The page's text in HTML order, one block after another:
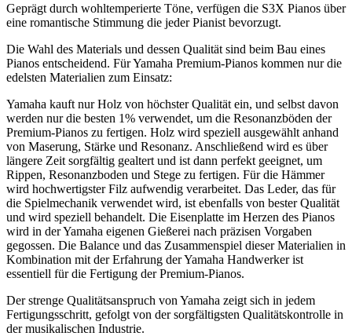
Geprägt durch wohltemperierte Töne, verfügen die S3X Pianos über
eine romantische Stimmung die jeder Pianist bevorzugt.
Die Wahl des Materials und dessen Qualität sind beim Bau eines
Pianos entscheidend. Für Yamaha Premium-Pianos kommen nur die
edelsten Materialien zum Einsatz:
Yamaha kauft nur Holz von höchster Qualität ein, und selbst davon
werden nur die besten 1% verwendet, um die Resonanzböden der
Premium-Pianos zu fertigen. Holz wird speziell ausgewählt anhand
von Maserung, Stärke und Resonanz. Anschließend wird es über
längere Zeit sorgfältig gealtert und ist dann perfekt geeignet, um
Rippen, Resonanzboden und Stege zu fertigen. Für die Hämmer
wird hochwertigster Filz aufwendig verarbeitet. Das Leder, das für
die Spielmechanik verwendet wird, ist ebenfalls von bester Qualität
und wird speziell behandelt. Die Eisenplatte im Herzen des Pianos
wird in der Yamaha eigenen Gießerei nach präzisen Vorgaben
gegossen. Die Balance und das Zusammenspiel dieser Materialien in
Kombination mit der Erfahrung der Yamaha Handwerker ist
essentiell für die Fertigung der Premium-Pianos.
Der strenge Qualitätsanspruch von Yamaha zeigt sich in jedem
Fertigungsschritt, gefolgt von der sorgfältigsten Qualitätskontrolle in
der musikalischen Industrie.